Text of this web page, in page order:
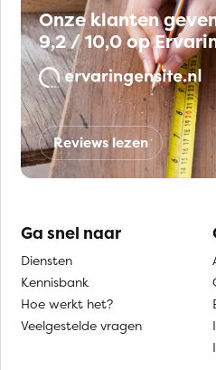
Onze klanten
9,2 / 10,0 op
Reviews lezen
Ga snel naar
Diensten
Kennisbank
Hoe werkt het?
Veelgestelde vragen